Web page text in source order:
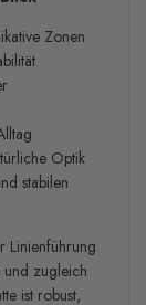
Zonen
Optik
stabilen
Linienführung
zugleich
ist robust,